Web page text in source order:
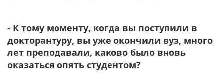
- К тому моменту, когда вы поступили в
докторантуру, вы уже окончили вуз, много
лет преподавали, каково было вновь
оказаться опять студентом?